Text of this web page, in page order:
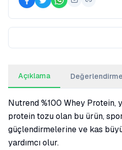
Açıklama
Nutrend %100 Whey
protein tozu olan bu ürün,
güçlendirmelerine ve kas
yardımcı olur.